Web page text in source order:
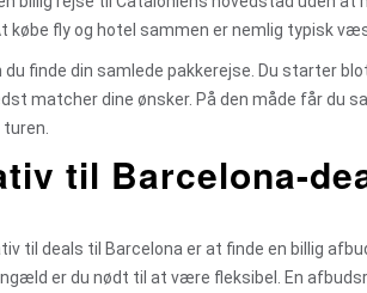
købe fly og hotel sammen er nemlig typisk
du finde din samlede pakkerejse. Du starter
matcher dine ønsker. På den måde får du
til Barcelona-
til deals til Barcelona er at finde en billig
er du nødt til at være fleksibel. En